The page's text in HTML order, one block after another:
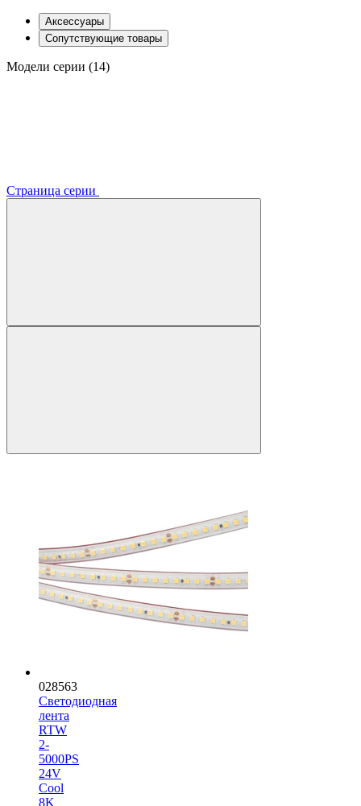
Аксессуары
Сопутствующие товары
Модели серии (14)
Страница серии
028563
Светодиодная
лента
RTW
2-
5000PS
24V
Cool
8K